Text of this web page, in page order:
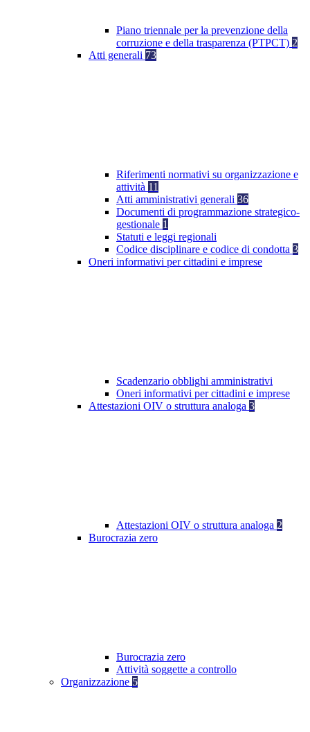
Piano triennale per la prevenzione della
corruzione e della trasparenza (PTPCT) 2
Atti generali 73
Riferimenti normativi su organizzazione e
attività 11
Atti amministrativi generali 36
Documenti di programmazione strategico-
gestionale 1
Statuti e leggi regionali
Codice disciplinare e codice di condotta 3
Oneri informativi per cittadini e imprese
Scadenzario obblighi amministrativi
Oneri informativi per cittadini e imprese
Attestazioni OIV o struttura analoga 3
Attestazioni OIV o struttura analoga 2
Burocrazia zero
Burocrazia zero
Attività soggette a controllo
Organizzazione 5